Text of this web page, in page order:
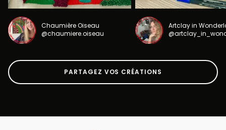
Chaumière Oiseau
@chaumiere.oiseau
Artclay in
PARTAGEZ VOS CRÉATIONS